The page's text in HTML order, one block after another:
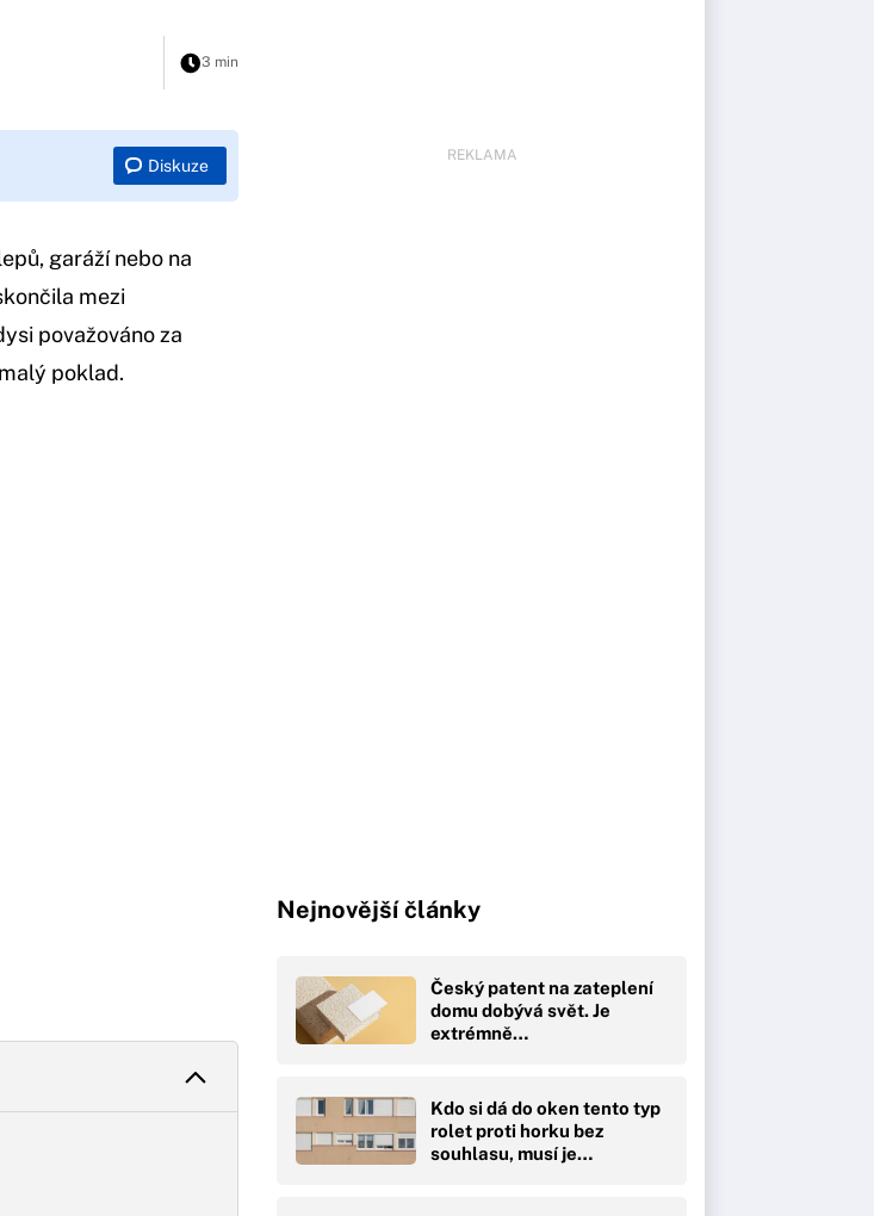
3 min
Diskuze
garáží nebo na
mezi
považováno za
poklad.
REKLAMA
Nejnovější články
Český patent na zateplení
domu dobývá svět. Je
extrémně…
Kdo si dá do oken tento typ
rolet proti horku bez
souhlasu, musí je…